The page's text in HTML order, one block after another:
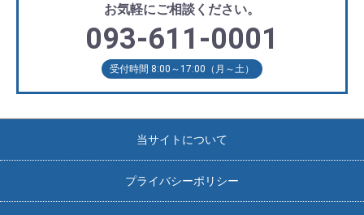
お気軽にご相談ください。
093-611-0001
受付時間 8:00～17:00（月～土）
当サイトについて
プライバシーポリシー